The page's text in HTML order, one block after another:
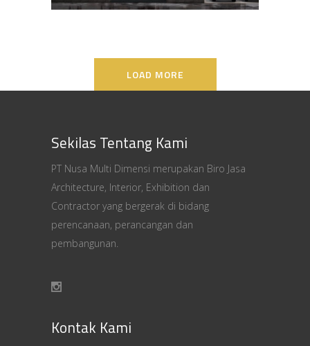
LOAD MORE
Sekilas Tentang Kami
PT Nusa Multi Dimensi merupakan Biro Jasa
Architecture, Interior, Exhibition dan
Contractor yang bergerak di bidang
perencanaan, perancangan dan
pembangunan.
Kontak Kami